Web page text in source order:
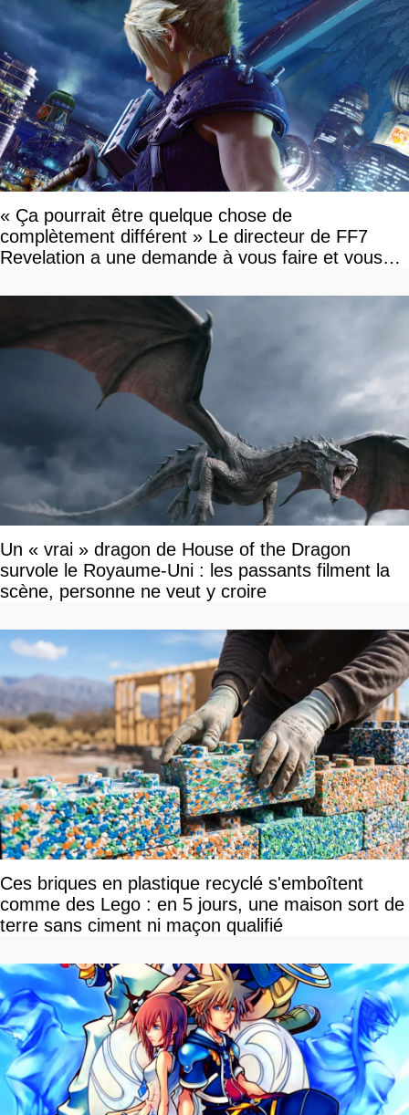
« Ça pourrait être quelque chose de
complètement différent » Le directeur de FF7
Revelation a une demande à vous faire et vous
Un « vrai » dragon de House of the Dragon
survole le Royaume-Uni : les passants filment la
scène, personne ne veut y croire
Ces briques en plastique recyclé s'emboîtent
comme des Lego : en 5 jours, une maison sort de
terre sans ciment ni maçon qualifié